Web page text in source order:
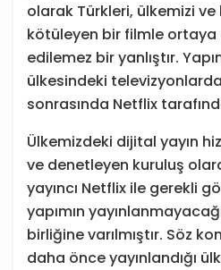
olarak Türkleri, ülkemizi
kötüleyen bir filmle ortaya
edilemez bir yanlıştır.
ülkesindeki
sonrasında Netflix
Ülkemizdeki dijital yayın
ve denetleyen kuruluş
yayıncı Netflix ile gerekli
yapımın
birliğine varılmıştır. Söz
daha önce yayınlandığı